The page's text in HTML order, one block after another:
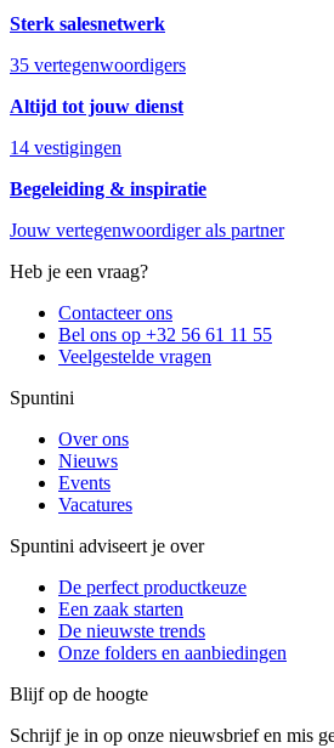
Sterk salesnetwerk
35 vertegenwoordigers
Altijd tot jouw dienst
14 vestigingen
Begeleiding & inspiratie
Jouw vertegenwoordiger als partner
Heb je een vraag?
Contacteer ons
Bel ons op +32 56 61 11 55
Veelgestelde vragen
Spuntini
Over ons
Nieuws
Events
Vacatures
Spuntini adviseert je over
De perfect productkeuze
Een zaak starten
De nieuwste trends
Onze folders en aanbiedingen
Blijf op de hoogte
Schrijf je in op onze nieuwsbrief en mis